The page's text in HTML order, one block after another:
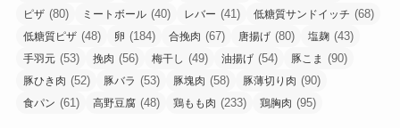
ピザ (80) ミートボール (40) レバー (41) 低糖質サンドイッチ (68)
低糖質ピザ (48) 卵 (184) 合挽肉 (67) 唐揚げ (80) 塩麹 (43)
手羽元 (53) 挽肉 (56) 梅干し (49) 油揚げ (54) 豚こま (90)
豚ひき肉 (52) 豚バラ (53) 豚塊肉 (58) 豚薄切り肉 (90)
食パン (61) 高野豆腐 (48) 鶏もも肉 (233) 鶏胸肉 (95)